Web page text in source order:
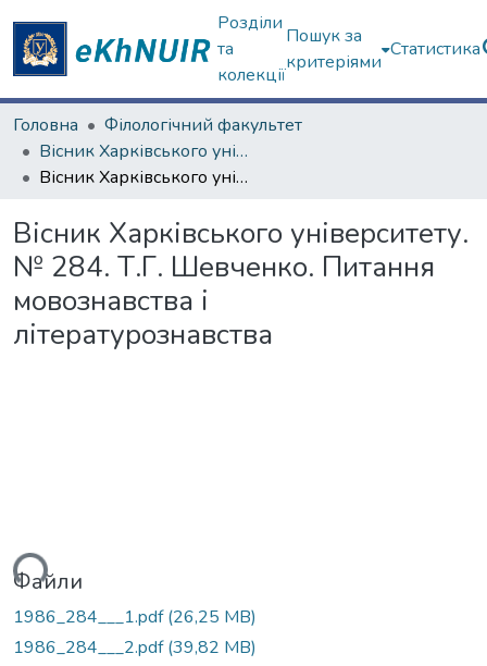
Розділи
та
колекції
Пошук за
критеріями
Статистика
Головна
Філологічний факультет
Вісник Харківського університету. Серія "Філологія"
Вісник Харківського університету. № 284. Т.Г. Шевченко. Питання мовознавства і літературознавства
Вісник Харківського університету.
№ 284. Т.Г. Шевченко. Питання
мовознавства і
літературознавства
Файли
1986_284___1.pdf(26,25 MB)
1986_284___2.pdf(39,82 MB)